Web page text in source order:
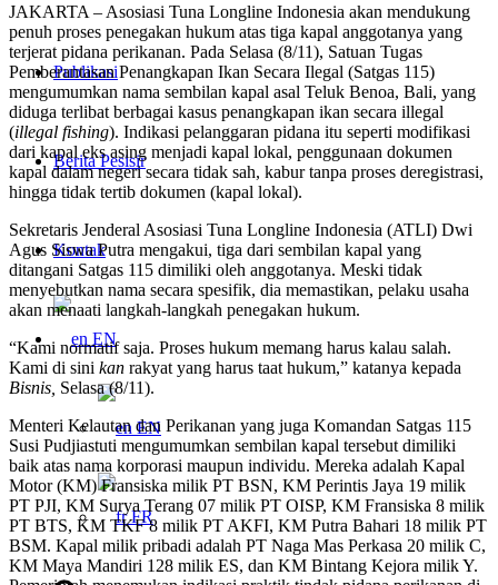
Publikasi
Berita Pesisir
Kontak
EN
EN
FR
JAKARTA – Asosiasi Tuna Longline Indonesia akan mendukung
penuh proses penegakan hukum atas tiga kapal anggotanya yang
terjerat pidana perikanan. Pada Selasa (8/11), Satuan Tugas
Pemberantasan Penangkapan Ikan Secara Ilegal (Satgas 115)
mengumumkan nama sembilan kapal asal Teluk Benoa, Bali, yang
diduga terlibat berbagai kasus penangkapan ikan secara illegal
(illegal fishing). Indikasi pelanggaran pidana itu seperti modifikasi
dari kapal eks asing menjadi kapal lokal, penggunaan dokumen
kapal dalam negeri secara tidak sah, kabur tanpa proses deregistrasi,
hingga tidak tertib dokumen (kapal lokal).
Sekretaris Jenderal Asosiasi Tuna Longline Indonesia (ATLI) Dwi
Agus Siswa Putra mengakui, tiga dari sembilan kapal yang
ditangani Satgas 115 dimiliki oleh anggotanya. Meski tidak
menyebutkan nama secara spesifik, dia memastikan, pelaku usaha
akan menaati langkah-langkah penegakan hukum.
“Kami normatif saja. Proses hukum memang harus kalau salah.
Kami di sini kan rakyat yang harus taat hukum,” katanya kepada
Bisnis, Selasa (8/11).
Menteri Kelautan dan Perikanan yang juga Komandan Satgas 115
Susi Pudjiastuti mengumumkan sembilan kapal tersebut dimiliki
baik atas nama korporasi maupun individu. Mereka adalah Kapal
Motor (KM) Fransiska milik PT BSN, KM Perintis Jaya 19 milik
PT PJI, KM Surya Terang 07 milik PT OISP, KM Fransiska 8 milik
PT BTS, KM TKF 8 milik PT AKFI, KM Putra Bahari 18 milik PT
BSM. Kapal milik pribadi adalah PT Naga Mas Perkasa 20 milik C,
KM Maya Mandiri 128 milik ES, dan KM Bintang Kejora milik Y.